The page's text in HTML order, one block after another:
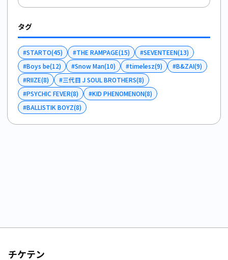
タグ
#STARTO(45) #THE RAMPAGE(15) #SEVENTEEN(13)
#Boys be(12) #Snow Man(10) #timelesz(9) #B&ZAI(9)
#RIIZE(8) #三代目 J SOUL BROTHERS(8)
#PSYCHIC FEVER(8) #KID PHENOMENON(8)
#BALLISTIK BOYZ(8)
チケテン